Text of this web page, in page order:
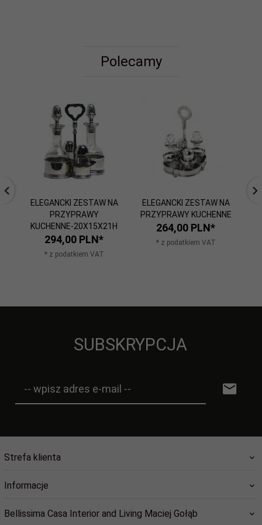
Polecamy
ELEGANCKI ZESTAW NA
PRZYPRAWY
KUCHENNE-20X15X21H
294,00 PLN*
* z podatkiem VAT
ELEGANCKI ZESTAW NA
PRZYPRAWY KUCHENNE
264,00 PLN*
* z podatkiem VAT
SUBSKRYPCJA
-- wpisz adres e-mail --
Strefa klienta
Informacje
Bellissima Casa Interior and Living Maciej Gołąb